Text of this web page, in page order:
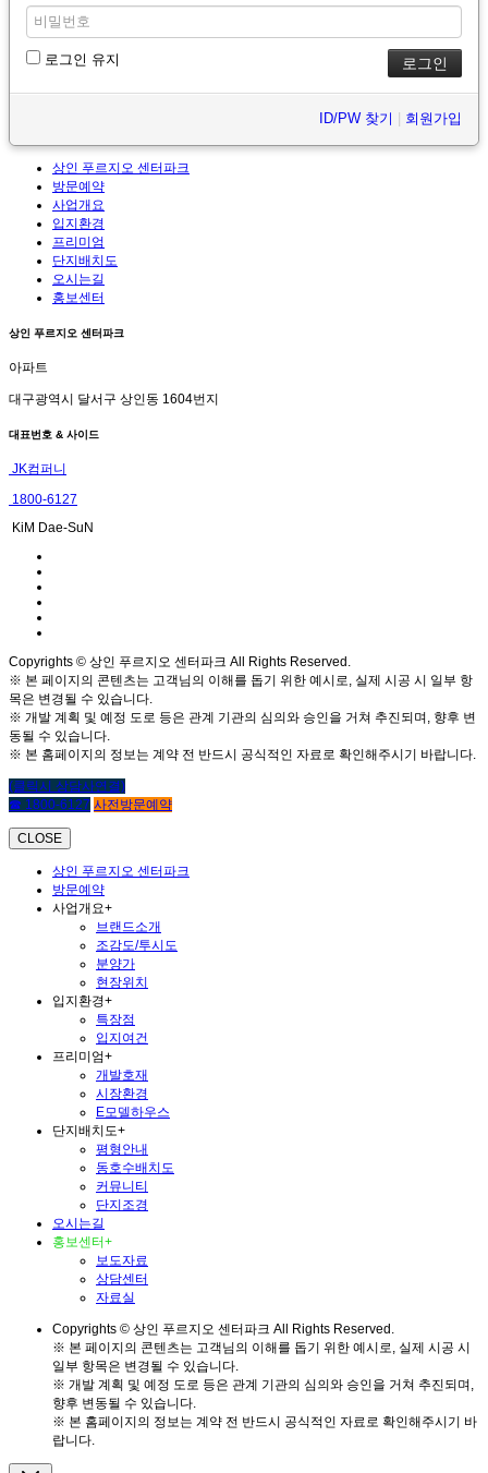
로그인 유지
ID/PW 찾기 회원가입
상인 푸르지오 센터파크
방문예약
사업개요
입지환경
프리미엄
단지배치도
오시는길
홍보센터
상인 푸르지오 센터파크
아파트
대구광역시 달서구 상인동 1604번지
대표번호 & 사이드
JK컴퍼니
1800-6127
KiM Dae-SuN
Copyrights © 상인 푸르지오 센터파크 All Rights Reserved.
※ 본 페이지의 콘텐츠는 고객님의 이해를 돕기 위한 예시로, 실제 시공 시 일부 항
목은 변경될 수 있습니다.
※ 개발 계획 및 예정 도로 등은 관계 기관의 심의와 승인을 거쳐 추진되며, 향후 변
동될 수 있습니다.
※ 본 홈페이지의 정보는 계약 전 반드시 공식적인 자료로 확인해주시기 바랍니다.
(클릭시 상담사연결)
☎ 1800-6127 사전방문예약
CLOSE
상인 푸르지오 센터파크
방문예약
사업개요+
브랜드소개
조감도/투시도
분양가
현장위치
입지환경+
특장점
입지여건
프리미엄+
개발호재
시장환경
E모델하우스
단지배치도+
평형안내
동호수배치도
커뮤니티
단지조경
오시는길
홍보센터+
보도자료
상담센터
자료실
Copyrights © 상인 푸르지오 센터파크 All Rights Reserved.
※ 본 페이지의 콘텐츠는 고객님의 이해를 돕기 위한 예시로, 실제 시공 시
일부 항목은 변경될 수 있습니다.
※ 개발 계획 및 예정 도로 등은 관계 기관의 심의와 승인을 거쳐 추진되며,
향후 변동될 수 있습니다.
※ 본 홈페이지의 정보는 계약 전 반드시 공식적인 자료로 확인해주시기 바
랍니다.